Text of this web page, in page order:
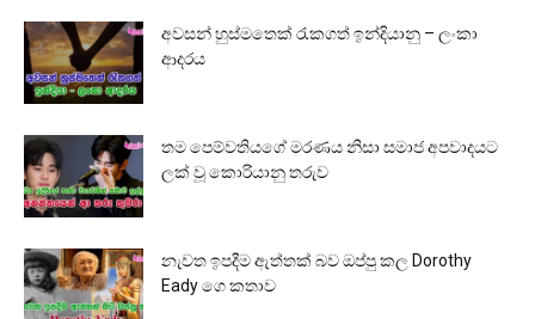
අවසන් හුස්මතෙක් රැකගත් ඉන්දියානු – ලංකා
ආදරය
තම පෙම්වතියගේ මරණය නිසා සමාජ අපවාදයට
ලක් වූ කොරියානු තරුව
නැවත ඉපදීම ඇත්තක් බව ඔප්පු කල Dorothy
Eady ගෙ කතාව